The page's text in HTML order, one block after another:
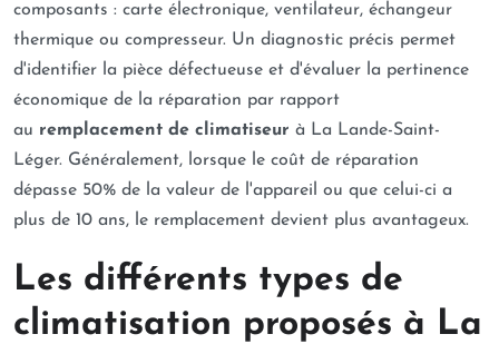
composants : carte électronique, ventilateur, échangeur
thermique ou compresseur. Un diagnostic précis permet
d'identifier la pièce défectueuse et d'évaluer la pertinence
économique de la réparation par rapport
au remplacement de climatiseur à La Lande-Saint-
Léger. Généralement, lorsque le coût de réparation
dépasse 50% de la valeur de l'appareil ou que celui-ci a
plus de 10 ans, le remplacement devient plus avantageux.
Les différents types de
climatisation proposés à La